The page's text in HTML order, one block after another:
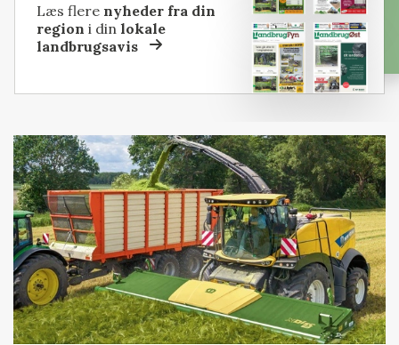
Læs flere nyheder fra din
region i dinlokale
landbrugsavis